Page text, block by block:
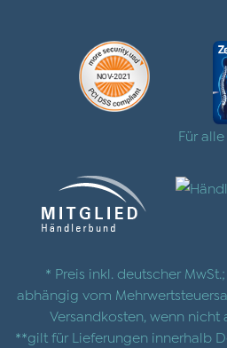
Für
* Preis inkl. deutscher
abhängig vom
Versandkosten , wenn nicht
**gilt für Lieferungen innerhalb